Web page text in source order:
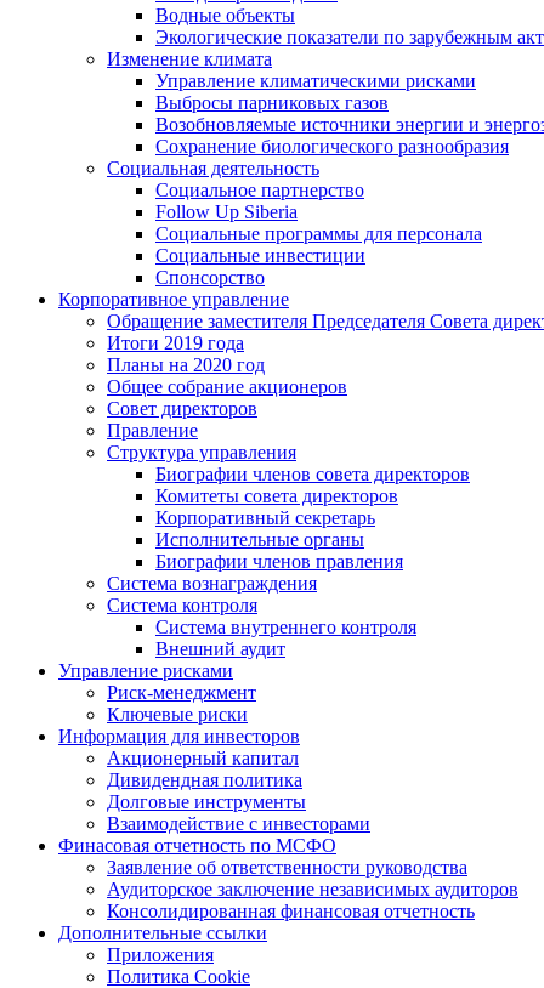
Водные объекты
Экологические показатели по зарубежным
Изменение климата
Управление климатическими рисками
Выбросы парниковых газов
Возобновляемые источники энергии и
Сохранение биологического разнообразия
Социальная деятельность
Социальное партнерство
Follow Up Siberia
Социальные программы для персонала
Социальные инвестиции
Спонсорство
Корпоративное управление
Обращение заместителя Председателя Совета
Итоги 2019 года
Планы на 2020 год
Общее собрание акционеров
Совет директоров
Правление
Структура управления
Биографии членов совета директоров
Комитеты совета директоров
Корпоративный секретарь
Исполнительные органы
Биографии членов правления
Система вознаграждения
Система контроля
Система внутреннего контроля
Внешний аудит
Управление рисками
Риск-менеджмент
Ключевые риски
Информация для инвесторов
Акционерный капитал
Дивидендная политика
Долговые инструменты
Взаимодействие с инвеcторами
Финасовая отчетность по МСФО
Заявление об ответственности руководства
Аудиторское заключение независимых аудиторов
Консолидированная финансовая отчетность
Дополнительные ссылки
Приложения
Политика Cookie